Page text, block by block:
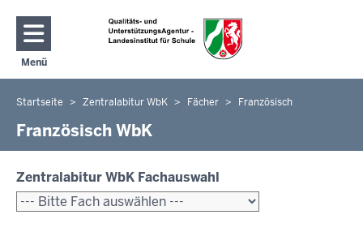
Direkt zum Inhalt
Menü
Navigation aktivieren/deaktivieren: Hauptmenü
Sie
befinden
Startseite Zentralabitur WbK Fächer Französisch
Französisch WbK
Zentralabitur WbK Fachauswahl